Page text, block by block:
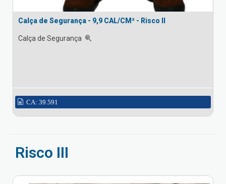
Calça de Segurança - 9,9 CAL/CM² - Risco II
Calça de Segurança
CA: 39.591
Risco III